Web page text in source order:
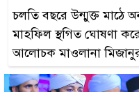
চলতি বছরে উন্মুক্ত মাঠে
মাহফিল স্থগিত ঘোষণা
আলোচক মাওলানা